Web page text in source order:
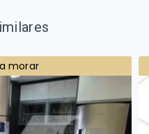
morar